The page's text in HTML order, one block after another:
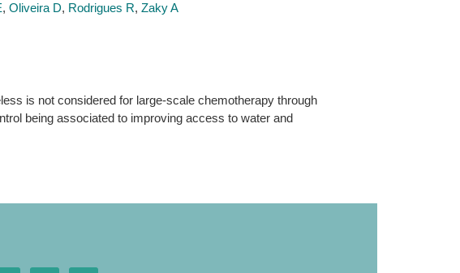
, Oliveira D, Rodrigues R, Zaky A
is not considered for large-scale chemotherapy through
being associated to improving access to water and